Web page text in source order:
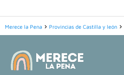
Merece la Pena Provincias de Castilla y león